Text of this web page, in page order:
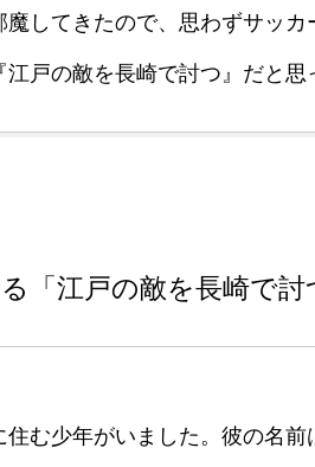
してきたので、思わずサッ
戸の敵を長崎で討つ』だと思
「江戸の敵を長崎で
住む少年がいました。彼の名